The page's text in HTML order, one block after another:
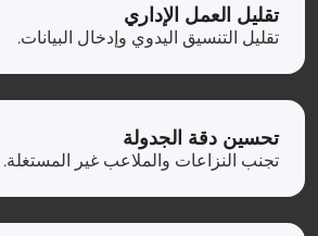
تقليل العمل الإداري
تقليل التنسيق اليدوي وإدخال البيانات.
تحسين دقة الجدولة
تجنب النزاعات والملاعب غير المستغلة.